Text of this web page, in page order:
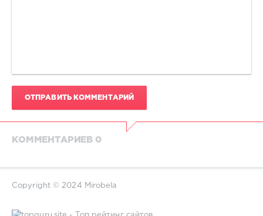
ОТПРАВИТЬ КОММЕНТАРИЙ
КОММЕНТАРИЕВ 0
Copyright © 2024 Mirobela